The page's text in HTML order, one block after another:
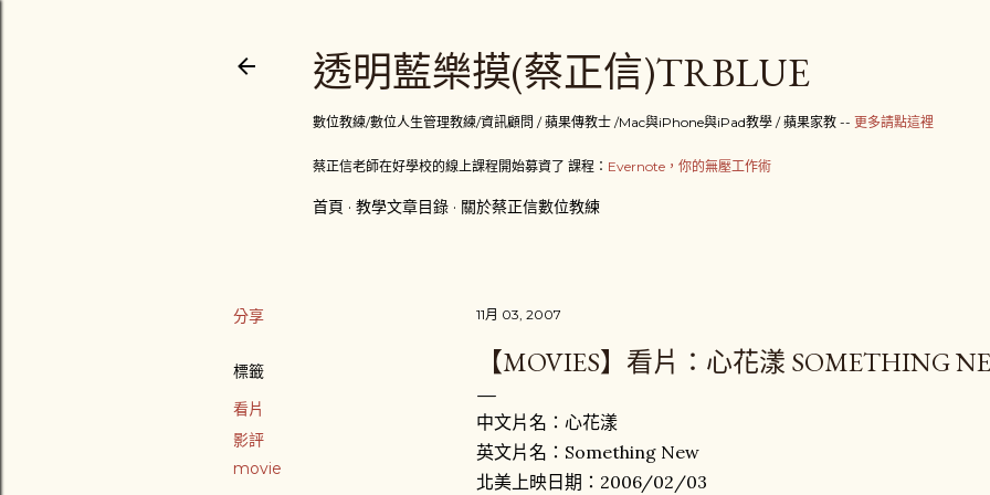
透明藍樂摸(蔡正信)TRBLUE
數位教練/數位人生管理教練/資訊顧問 / 蘋果傳教士 /Mac與iPhone與iPad教學 / 蘋果家教 -- 更多請點這裡
蔡正信老師在好學校的線上課程開始募資了 課程： Evernote，你的無壓工作術
首頁 教學文章目錄 關於蔡正信數位教練
分享
標籤
看片
影評
movie
11月 03, 2007
【MOVIES】看片：心花漾 SOMETHING
中文片名：心花漾
英文片名：Something New
北美上映日期：2006/02/03